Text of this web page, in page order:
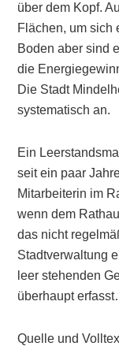
über dem Kopf.
Flächen, um sich
Boden aber sind
die
Die Stadt
systematisch an.
Ein
seit ein paar
Mitarbeiterin im
wenn dem
das nicht
Stadtverwaltung
leer stehenden
überhaupt
Quelle und